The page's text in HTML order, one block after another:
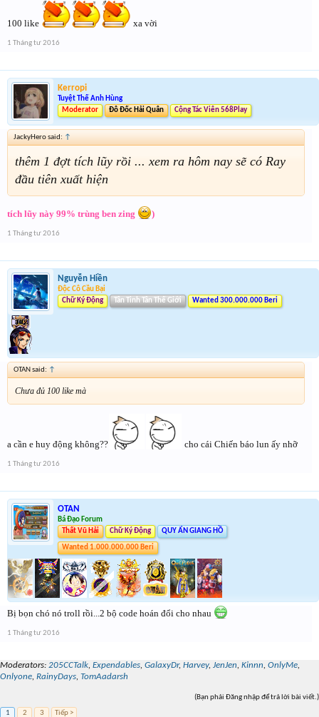
100 like xa vời
1 Tháng tư 2016
Kerropi
Tuyệt Thế Anh Hùng
Moderator
Đô Đốc Hải Quân Cộng Tác Viên 568Play
JackyHero said: ↑
thêm 1 đợt tích lũy rồi ... xem ra hôm nay sẽ có Ray
đầu tiên xuất hiện
tích lũy này 99% trùng ben zing )
1 Tháng tư 2016
Nguyễn Hiền
Độc Cô Cầu Bại
Chữ Ký Động
Tân Tinh Tân Thế Giới Wanted 300.000.000 Beri
OTAN said: ↑
Chưa đủ 100 like mà
a cần e huy động không?? cho cái Chiến báo lun ấy nhỡ
1 Tháng tư 2016
OTAN
Bá Đạo Forum
Thất Vũ Hải
Chữ Ký Động QUY ẨN GIANG HỒ
Wanted 1.000.000.000 Beri
Bị bọn chó nó troll rồi...2 bộ code hoán đổi cho nhau
1 Tháng tư 2016
Moderators: 205CCTalk, Expendables, GalaxyDr, Harvey, JenJen, Kinnn, OnlyMe,
Onlyone, RainyDays, TomAadarsh
(Bạn phải Đăng nhập để trả lời bài viết.)
1
2 3 Tiếp >